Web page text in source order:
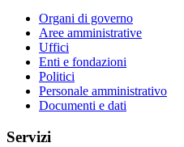
Organi di governo
Aree amministrative
Uffici
Enti e fondazioni
Politici
Personale amministrativo
Documenti e dati
Servizi